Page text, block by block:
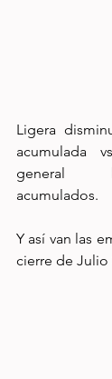
Ligera
acumulada
general
acumulados.
Y así van las
cierre de Julio